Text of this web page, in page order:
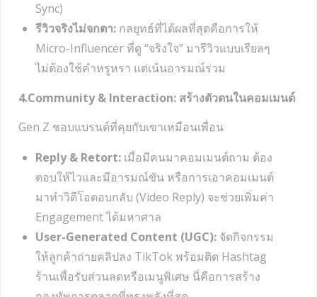
Sync)
รีวิวจริงไม่จกตา: กลยุทธ์ที่ได้ผลที่สุดคือการให้
Micro-Influencer ที่ดู “จริงใจ” มารีวิวแบบเรียลๆ
ไม่ต้องใช้คำหรูหรา แต่เน้นอารมณ์ร่วม
4.Community & Interaction: สร้างตัวตนในคอมเมนต์
Gen Z ชอบแบรนด์ที่คุยกับเขาเหมือนเพื่อน
Reply & Retort: เมื่อมีคนมาคอมเมนต์ถาม ต้อง
ตอบให้ไวและมีอารมณ์ขัน หรือการเอาคอมเมนต์
มาทำวิดีโอตอบกลับ (Video Reply) จะช่วยเพิ่มค่า
Engagement ได้มหาศาล
User-Generated Content (UGC): จัดกิจกรรม
ให้ลูกค้าถ่ายคลิปลง TikTok พร้อมติด Hashtag
ร้านเพื่อรับส่วนลดหรือเมนูพิเศษ นี่คือการสร้าง